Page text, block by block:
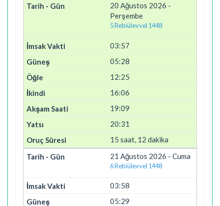
20 Ağustos 2026 -
Perşembe
5 Rebiülevvel 1448
03:57
05:28
12:25
16:06
19:09
20:31
15 saat, 12 dakika
21 Ağustos 2026 - Cuma
6 Rebiülevvel 1448
03:58
05:29